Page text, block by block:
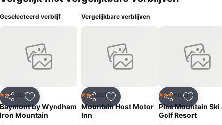
Geselecteerd verblijf
Delen Toevoegen aan favorieten
2 Sterren
Hotel
Baymont by Wyndham
Iron Mountain
Vergelijkbare verblijven
Delen Toevoegen aan favorieten
2 Sterren
Hotel
Mountain Host Motor
Inn
Delen
3 Sterren
Hotel
Pine Mountain Ski
Golf Resort